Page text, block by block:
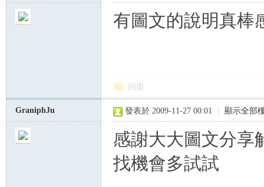
有圖文的說明真棒
回復
GraniphJu 發表於 2009-11-27 00:01 顯示全部
感謝大大圖文分享
找機會多試試